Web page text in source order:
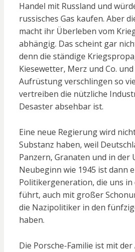
Handel mit Russland und
russisches Gas kaufen. Aber
macht ihr Überleben vom
abhängig. Das scheint gar
denn die ständige
Kiesewetter, Merz und Co.
Aufrüstung verschlingen so
vertreiben die nützliche
Desaster absehbar ist.
Eine neue Regierung wird
Substanz haben, weil
Panzern, Granaten und in der
Neubeginn wie 1945 ist dann
Politikergeneration, die uns in
führt, auch mit großer
die Nazipolitiker in den
haben.
Die Porsche-Familie ist mit